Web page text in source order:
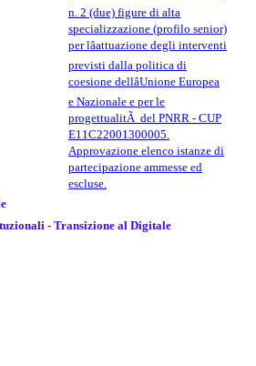
n. 2 (due) figure di alta
specializzazione (profilo senior)
per lâattuazione degli interventi
previsti dalla politica di
coesione dellâUnione Europea
e Nazionale e per le
progettualitÃ del PNRR - CUP
E11C22001300005.
Approvazione elenco istanze di
partecipazione ammesse ed
escluse.
- Transizione al Digitale